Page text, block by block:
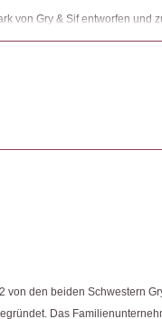
von Gry & Sif entworfen und
Gry & Sif ist ein Fair-Trade-
von den beiden Schwestern
Das